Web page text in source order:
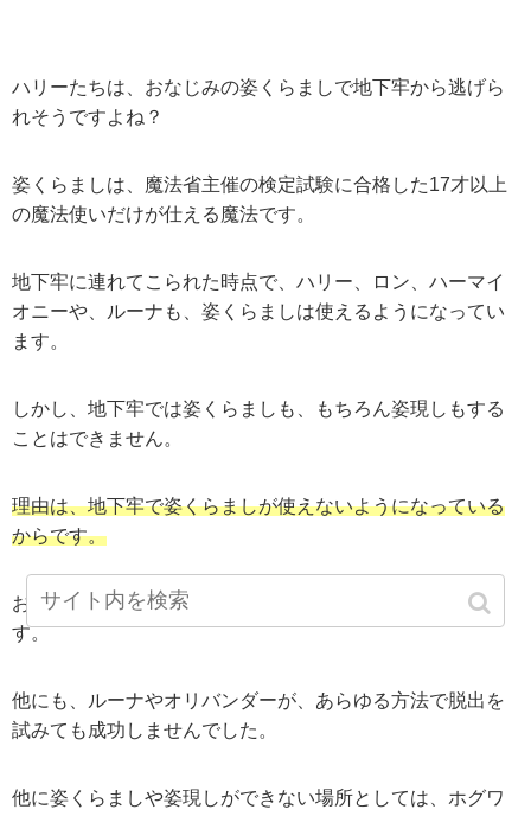
ハリーたちは、おなじみの姿くらましで地下牢から逃げら
れそうですよね？
姿くらましは、魔法省主催の検定試験に合格した17才以上
の魔法使いだけが仕える魔法です。
地下牢に連れてこられた時点で、ハリー、ロン、ハーマイ
オニーや、ルーナも、姿くらましは使えるようになってい
ます。
しかし、地下牢では姿くらましも、もちろん姿現しもする
ことはできません。
理由は、地下牢で姿くらましが使えないようになっている
からです。
おそらく、魔法で姿くらましと姿現しが禁止されていま
す。
他にも、ルーナやオリバンダーが、あらゆる方法で脱出を
試みても成功しませんでした。
他に姿くらましや姿現しができない場所としては、ホグワ